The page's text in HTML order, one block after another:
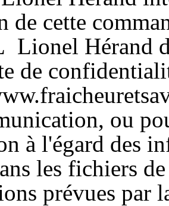
de cette
Lionel Hérand
de
ou
à l'égard des
les fichiers
prévues par